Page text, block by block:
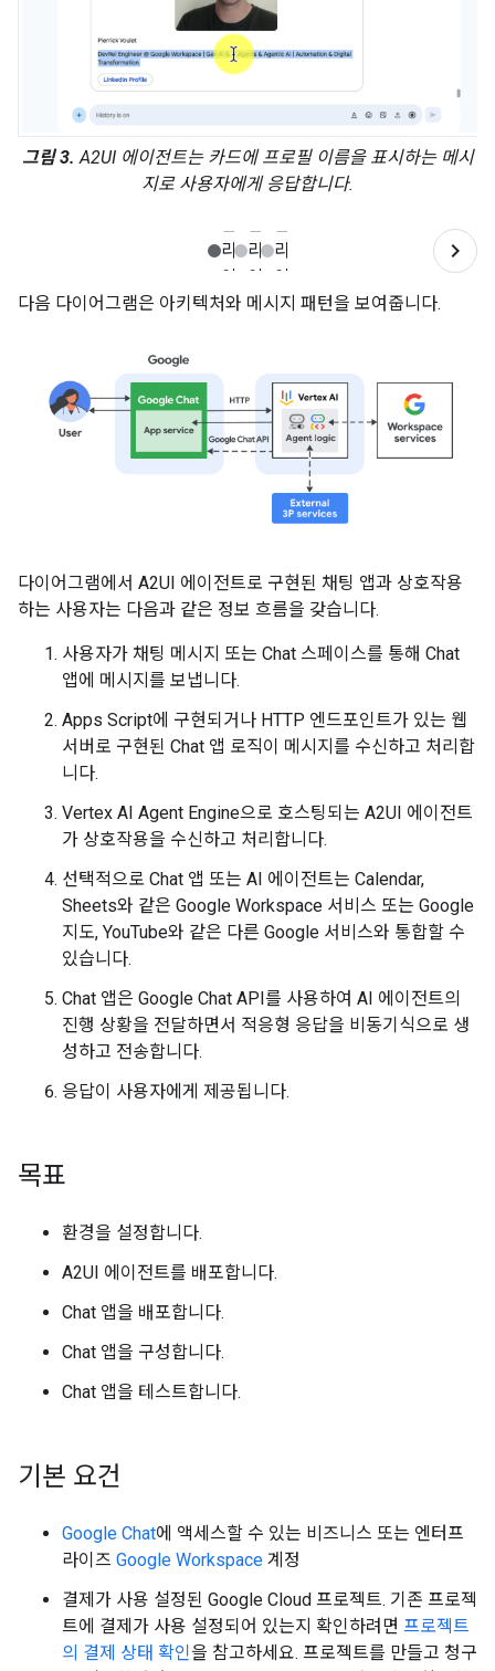
그림 3. A2UI 에이전트는 카드에 프로필 이름을 표시하는 메시
지로 사용자에게 응답합니다.
다음 다이어그램은 아키텍처와 메시지 패턴을 보여줍니다.
다이어그램에서 A2UI 에이전트로 구현된 채팅 앱과 상호작용
하는 사용자는 다음과 같은 정보 흐름을 갖습니다.
사용자가 채팅 메시지 또는 Chat 스페이스를 통해 Chat
앱에 메시지를 보냅니다.
Apps Script에 구현되거나 HTTP 엔드포인트가 있는 웹
서버로 구현된 Chat 앱 로직이 메시지를 수신하고 처리합
니다.
Vertex AI Agent Engine으로 호스팅되는 A2UI 에이전트
가 상호작용을 수신하고 처리합니다.
선택적으로 Chat 앱 또는 AI 에이전트는 Calendar,
Sheets와 같은 Google Workspace 서비스 또는 Google
지도, YouTube와 같은 다른 Google 서비스와 통합할 수
있습니다.
Chat 앱은 Google Chat API를 사용하여 AI 에이전트의
진행 상황을 전달하면서 적응형 응답을 비동기식으로 생
성하고 전송합니다.
응답이 사용자에게 제공됩니다.
목표
환경을 설정합니다.
A2UI 에이전트를 배포합니다.
Chat 앱을 배포합니다.
Chat 앱을 구성합니다.
Chat 앱을 테스트합니다.
기본 요건
Google Chat에 액세스할 수 있는 비즈니스 또는 엔터프
라이즈 Google Workspace 계정
결제가 사용 설정된 Google Cloud 프로젝트. 기존 프로젝
트에 결제가 사용 설정되어 있는지 확인하려면 프로젝트
의 결제 상태 확인을 참고하세요. 프로젝트를 만들고 청구